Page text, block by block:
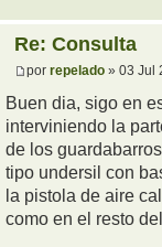
Re: Consulta
por repelado » 03 Jul
Buen dia, sigo en
interviniendo la
de los
tipo undersil con
la pistola de aire
como en el resto